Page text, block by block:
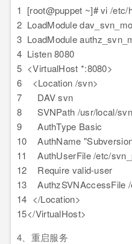
1
2
3
4
5
6
7
8
9
10
11
12
13
14
15
[root@puppet ~]# vi /
LoadModule
LoadModule
Listen 8080
<VirtualHost *:8080>
<Location /svn>
DAV svn
SVNPath /usr/local/
AuthType Basic
AuthName
AuthUserFile /etc/
Require valid-user
AuthzSVNAccessFile
</Location>
</VirtualHost>
4、重启服务